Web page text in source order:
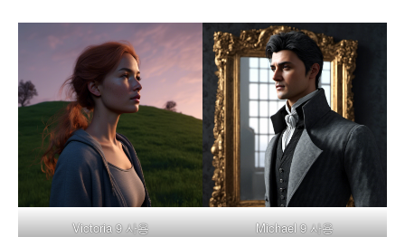
Victoria 9 사용 Michael 9 사용